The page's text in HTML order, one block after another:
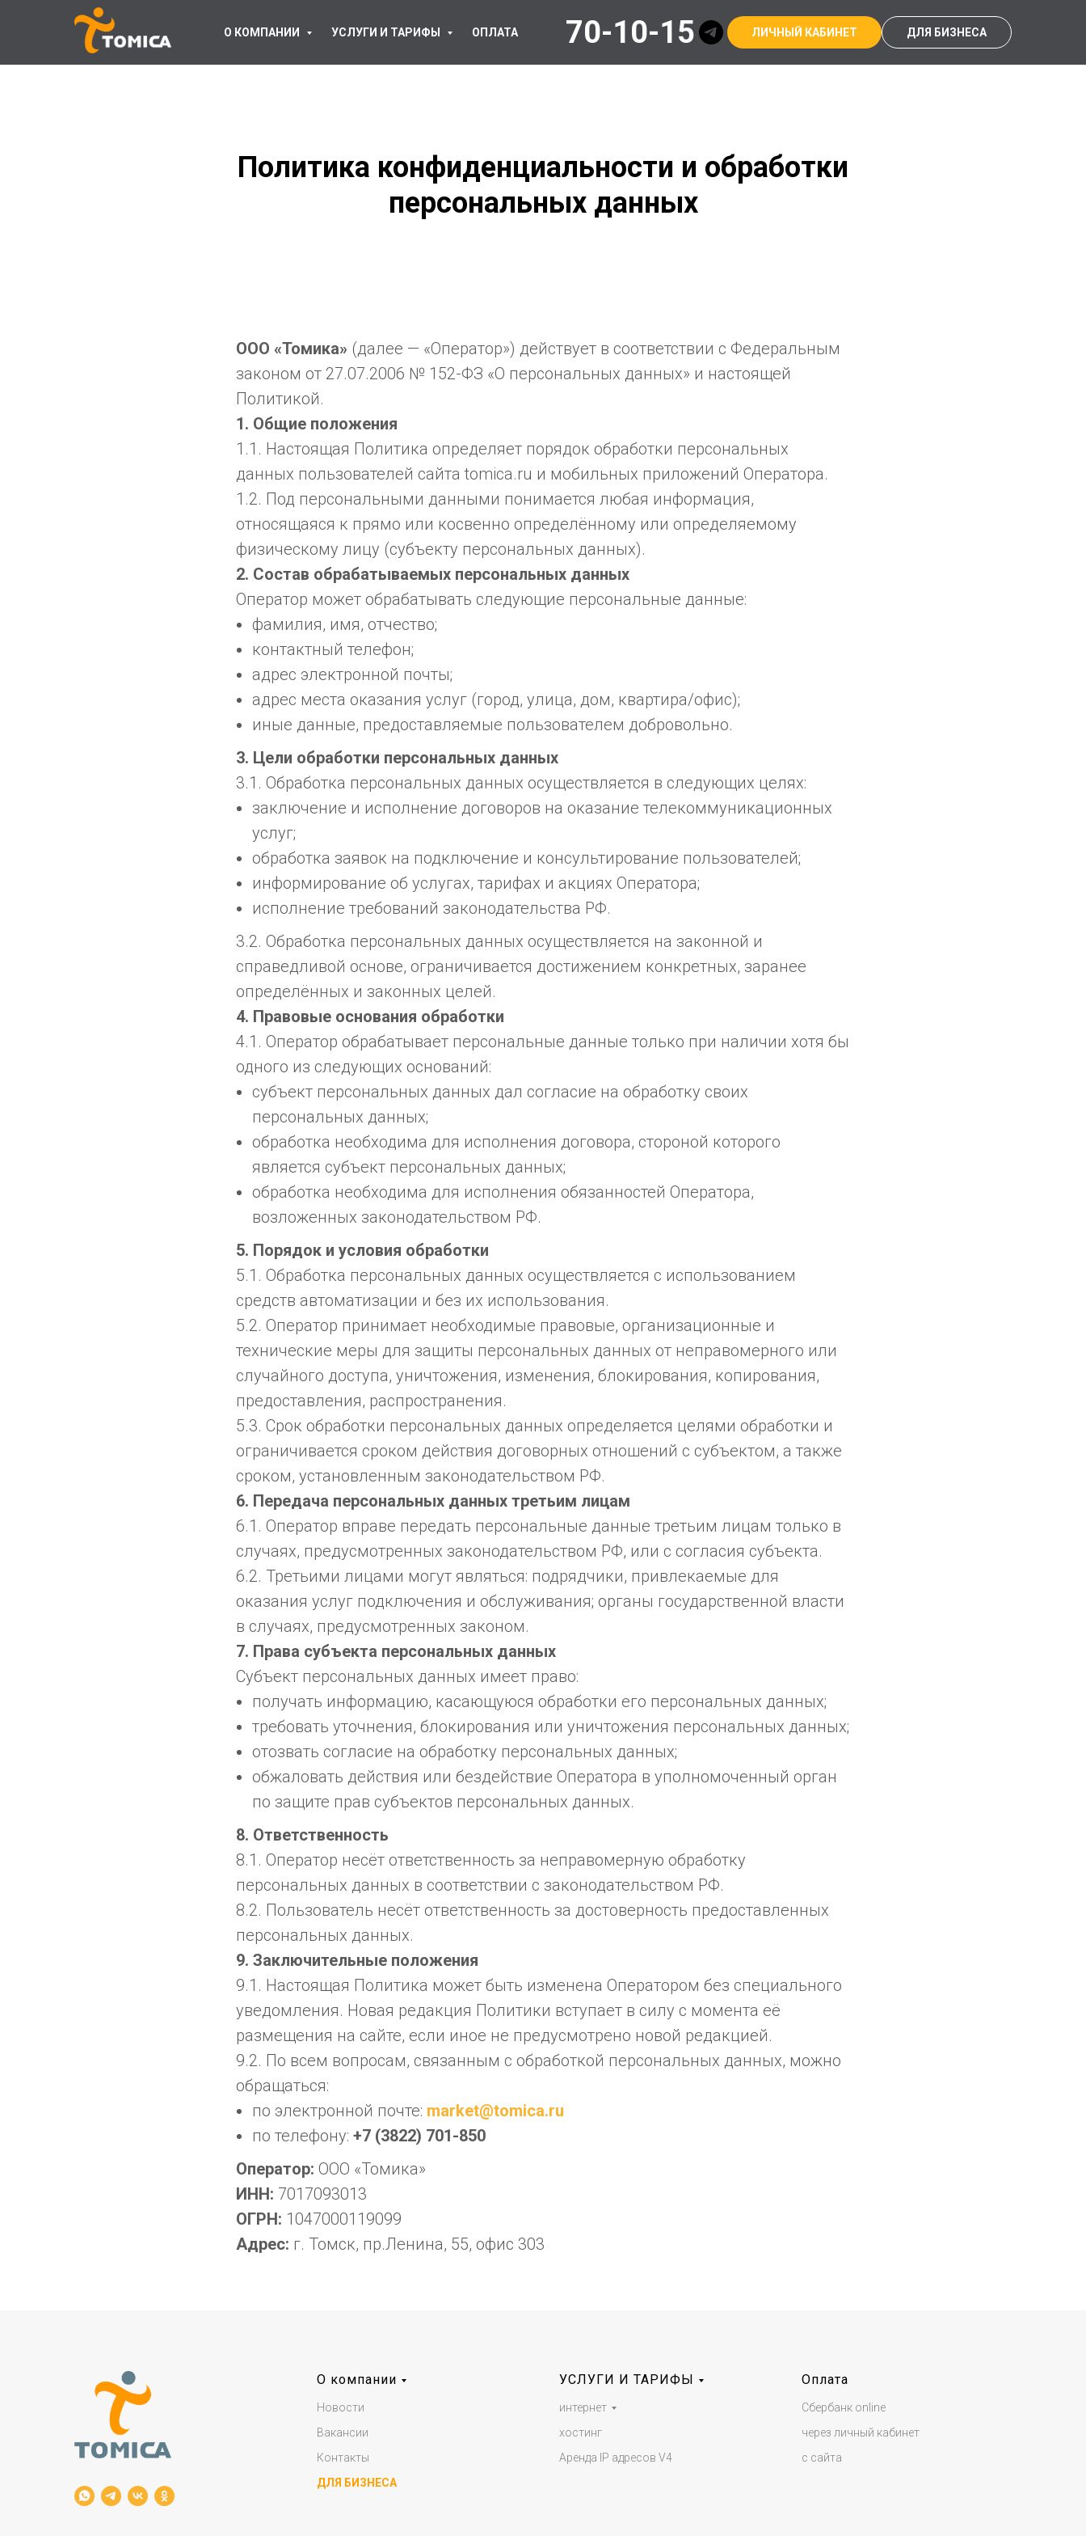
О КОМПАНИИ УСЛУГИ И ТАРИФЫ ОПЛАТА 70-10-15 ЛИЧНЫЙ КАБИНЕТ ДЛЯ БИЗНЕСА
Политика конфиденциальности и обработки
персональных данных
ООО «Томика» (далее — «Оператор») действует в соответствии с Федеральным
законом от 27.07.2006 № 152-ФЗ «О персональных данных» и настоящей
Политикой.
1. Общие положения
1.1. Настоящая Политика определяет порядок обработки персональных
данных пользователей сайта tomica.ru и мобильных приложений Оператора.
1.2. Под персональными данными понимается любая информация,
относящаяся к прямо или косвенно определённому или определяемому
физическому лицу (субъекту персональных данных).
2. Состав обрабатываемых персональных данных
Оператор может обрабатывать следующие персональные данные:
фамилия, имя, отчество;
контактный телефон;
адрес электронной почты;
адрес места оказания услуг (город, улица, дом, квартира/офис);
иные данные, предоставляемые пользователем добровольно.
3. Цели обработки персональных данных
3.1. Обработка персональных данных осуществляется в следующих целях:
заключение и исполнение договоров на оказание телекоммуникационных
услуг;
обработка заявок на подключение и консультирование пользователей;
информирование об услугах, тарифах и акциях Оператора;
исполнение требований законодательства РФ.
3.2. Обработка персональных данных осуществляется на законной и
справедливой основе, ограничивается достижением конкретных, заранее
определённых и законных целей.
4. Правовые основания обработки
4.1. Оператор обрабатывает персональные данные только при наличии хотя бы
одного из следующих оснований:
субъект персональных данных дал согласие на обработку своих
персональных данных;
обработка необходима для исполнения договора, стороной которого
является субъект персональных данных;
обработка необходима для исполнения обязанностей Оператора,
возложенных законодательством РФ.
5. Порядок и условия обработки
5.1. Обработка персональных данных осуществляется с использованием
средств автоматизации и без их использования.
5.2. Оператор принимает необходимые правовые, организационные и
технические меры для защиты персональных данных от неправомерного или
случайного доступа, уничтожения, изменения, блокирования, копирования,
предоставления, распространения.
5.3. Срок обработки персональных данных определяется целями обработки и
ограничивается сроком действия договорных отношений с субъектом, а также
сроком, установленным законодательством РФ.
6. Передача персональных данных третьим лицам
6.1. Оператор вправе передать персональные данные третьим лицам только в
случаях, предусмотренных законодательством РФ, или с согласия субъекта.
6.2. Третьими лицами могут являться: подрядчики, привлекаемые для
оказания услуг подключения и обслуживания; органы государственной власти
в случаях, предусмотренных законом.
7. Права субъекта персональных данных
Субъект персональных данных имеет право:
получать информацию, касающуюся обработки его персональных данных;
требовать уточнения, блокирования или уничтожения персональных данных;
отозвать согласие на обработку персональных данных;
обжаловать действия или бездействие Оператора в уполномоченный орган
по защите прав субъектов персональных данных.
8. Ответственность
8.1. Оператор несёт ответственность за неправомерную обработку
персональных данных в соответствии с законодательством РФ.
8.2. Пользователь несёт ответственность за достоверность предоставленных
персональных данных.
9. Заключительные положения
9.1. Настоящая Политика может быть изменена Оператором без специального
уведомления. Новая редакция Политики вступает в силу с момента её
размещения на сайте, если иное не предусмотрено новой редакцией.
9.2. По всем вопросам, связанным с обработкой персональных данных, можно
обращаться:
по электронной почте: market@tomica.ru
по телефону: +7 (3822) 701-850
Оператор: ООО «Томика»
ИНН: 7017093013
ОГРН: 1047000119099
Адрес: г. Томск, пр.Ленина, 55, офис 303
О компании
Новости
Вакансии
Контакты
ДЛЯ БИЗНЕСА
УСЛУГИ И ТАРИФЫ
интернет
хостинг
Аренда IP адресов V4
Оплата
Сбербанк online
через личный кабинет
с сайта